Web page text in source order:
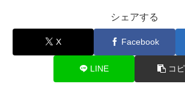
シェアする
X Facebook
LINE コ